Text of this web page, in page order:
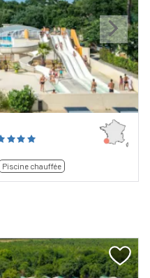
Next
Piscine chauffée